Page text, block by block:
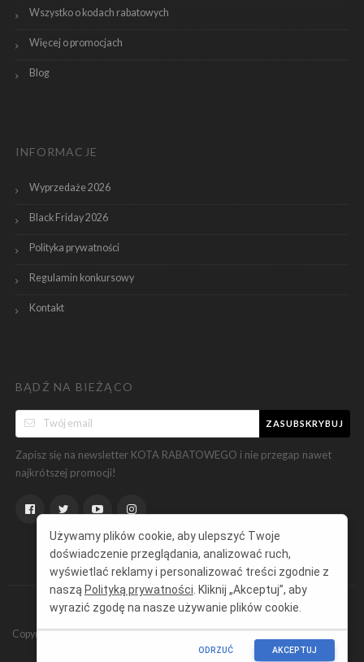
Wszystko o kodach rabatowych
Więcej o promocjach
Blog
INFORMACJE
Wyprzedaże 2026
Black Friday 2026
Polityka prywatności
Regulamin konkursowy
Kontakt
BĄDŹ NA BIEŻĄCO
ZASUBSKRYBUJ
Zapisz się na newsletter KOTA RABATOWEGO i nie przegap nawet
najkrótszej promocji!
Copyright ©KotRabatowy.plWszelkie prawa zastrzeżone.
Używamy plików cookie, aby ulepszyć Twoje
doświadczenie przeglądania, analizować ruch,
wyświetlać reklamy i personalizować treści zgodnie z
naszą Polityką prywatności . Kliknij „Akceptuj”, aby
wyrazić zgodę na nasze używanie plików cookie.
ODRZUĆ AKCEPTUJ